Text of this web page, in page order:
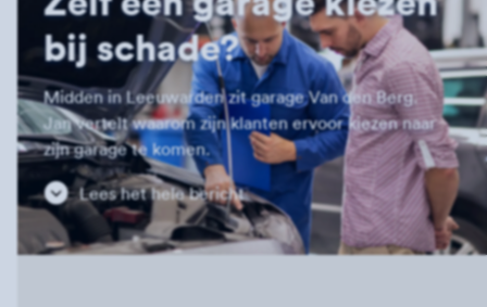
bij schade?
Midden in Leeuwarden zit garage Van den Berg.
Jan vertelt waarom zijn klanten ervoor kiezen naar
zijn garage te komen.
Lees het hele bericht